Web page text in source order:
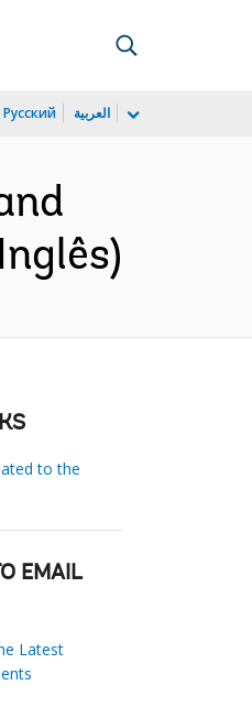
Русский العربية
to the
EMAIL
Latest